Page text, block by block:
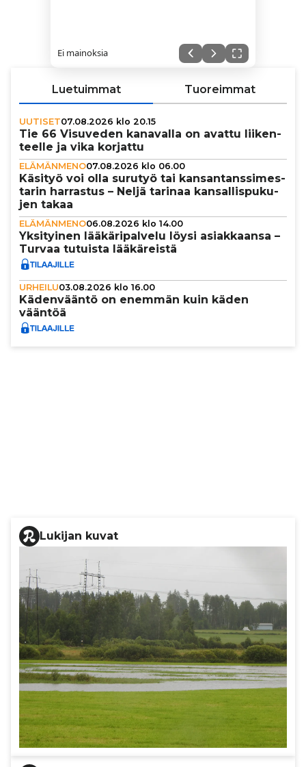
Ei mainoksia
Luetuimmat Tuoreimmat
UUTISET07.08.2026 klo 20.15
Tie 66 Visuveden kanavalla on avattu lii­ken­
teelle ja vika korjattu
ELÄMÄNMENO07.08.2026 klo 06.00
Käsityö voi olla surutyö tai kan­san­tans­si­mes­
ta­rin harrastus – Neljä tarinaa kan­sal­lis­pu­ku­
jen takaa
ELÄMÄNMENO06.08.2026 klo 14.00
Yksi­tyi­nen lää­kä­ri­pal­velu löysi asi­ak­kaansa –
Turvaa tutuista lää­kä­reistä
URHEILU03.08.2026 klo 16.00
Käden­vääntö on enemmän kuin käden
vääntöä
Lukijan kuvat